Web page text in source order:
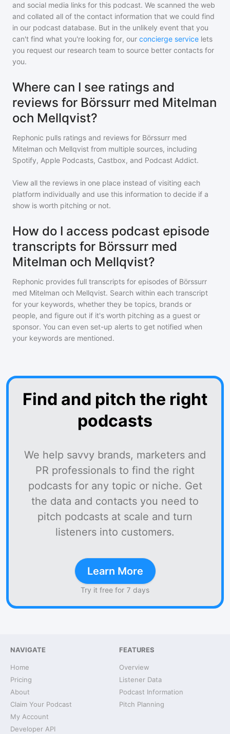
and social media links for this podcast. We scanned the web
and collated all of the contact information that we could find
in our podcast database. But in the unlikely event that you
can't find what you're looking for, our concierge service lets
you request our research team to source better contacts for
you.
Where can I see ratings and
reviews for Börssurr med Mitelman
och Mellqvist?
Rephonic pulls ratings and reviews for Börssurr med
Mitelman och Mellqvist from multiple sources, including
Spotify, Apple Podcasts, Castbox, and Podcast Addict.
View all the reviews in one place instead of visiting each
platform individually and use this information to decide if a
show is worth pitching or not.
How do I access podcast episode
transcripts for Börssurr med
Mitelman och Mellqvist?
Rephonic provides full transcripts for episodes of Börssurr
med Mitelman och Mellqvist. Search within each transcript
for your keywords, whether they be topics, brands or
people, and figure out if it's worth pitching as a guest or
sponsor. You can even set-up alerts to get notified when
your keywords are mentioned.
Find and pitch the right
podcasts
We help savvy brands, marketers and
PR professionals to find the right
podcasts for any topic or niche. Get
the data and contacts you need to
pitch podcasts at scale and turn
listeners into customers.
Learn More
Try it free for 7 days
NAVIGATE
Home
Pricing
About
Claim Your Podcast
My Account
Developer API
FEATURES
Overview
Listener Data
Podcast Information
Pitch Planning